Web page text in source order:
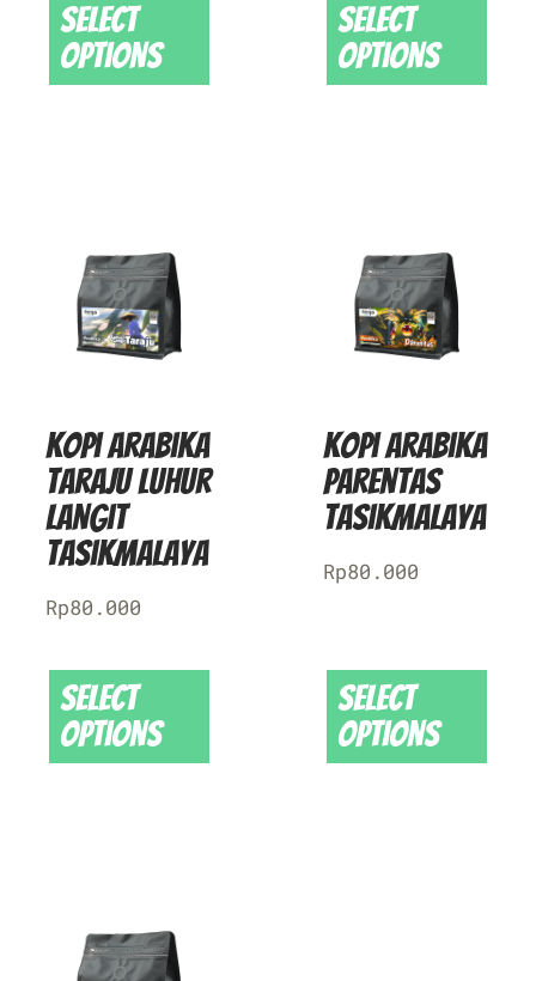
Select
options
Select
options
Kopi Arabika
Taraju Luhur
Langit
Tasikmalaya
Rp80.000
Select
options
Kopi Arabika
Parentas
Tasikmalaya
Rp80.000
Select
options